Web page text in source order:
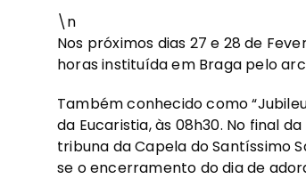
\n
Nos próximos dias 27 e 28 de
horas instituída em Braga pelo
Também conhecido como
da Eucaristia, às 08h30. No final
tribuna da Capela do Santíssimo
se o encerramento do dia de